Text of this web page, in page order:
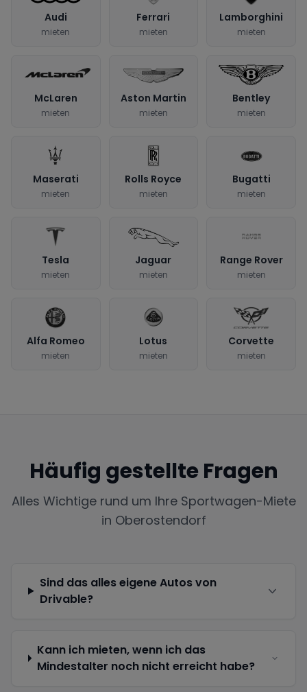
Audi
mieten
Ferrari
mieten
Lamborghini
mieten
McLaren
mieten
Aston Martin
mieten
Bentley
mieten
Maserati
mieten
Rolls Royce
mieten
Bugatti
mieten
Tesla
mieten
Jaguar
mieten
Range Rover
mieten
Alfa Romeo
mieten
Lotus
mieten
Corvette
mieten
Häufig gestellte Fragen
Alles Wichtige rund um Ihre Sportwagen-Miete
in Oberostendorf
Sind das alles eigene Autos von
Drivable?
Kann ich mieten, wenn ich das
Mindestalter noch nicht erreicht habe?